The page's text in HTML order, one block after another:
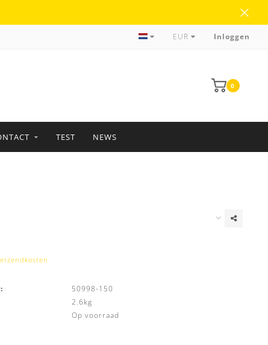
Meer dan 35 jaar ervaringEUR Inloggen
0
TEST NEWS
50998-150
2.6kg
Op voorraad